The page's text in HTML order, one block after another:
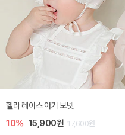
헬라 레이스 아기 보넷
10% 15,900원 17,600원